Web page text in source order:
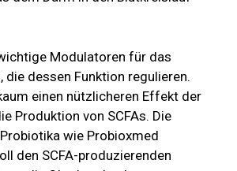
Modulatoren für das
die dessen Funktion regulieren.
einen nützlicheren Effekt der
Produktion von SCFAs. Die
wie Probioxmed
den SCFA-produzierenden